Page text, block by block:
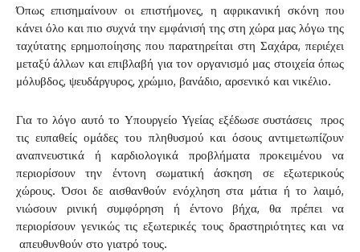
Όπως επισημαίνουν οι επιστήμονες, η αφρικανική σκόνη που
κάνει όλο και πιο συχνά την εμφάνισή της στη χώρα μας λόγω της
ταχύτατης ερημοποίησης που παρατηρείται στη Σαχάρα, περιέχει
μεταξύ άλλων και επιβλαβή για τον οργανισμό μας στοιχεία όπως
μόλυβδος, ψευδάργυρος, χρώμιο, βανάδιο, αρσενικό και νικέλιο.
Για το λόγο αυτό το Υπουργείο Υγείας εξέδωσε συστάσεις προς
τις ευπαθείς ομάδες του πληθυσμού και όσους αντιμετωπίζουν
αναπνευστικά ή καρδιολογικά προβλήματα προκειμένου να
περιορίσουν την έντονη σωματική άσκηση σε εξωτερικούς
χώρους. Όσοι δε αισθανθούν ενόχληση στα μάτια ή το λαιμό,
νιώσουν ρινική συμφόρηση ή έντονο βήχα, θα πρέπει να
περιορίσουν γενικώς τις εξωτερικές τους δραστηριότητες και να
απευθυνθούν στο γιατρό τους.